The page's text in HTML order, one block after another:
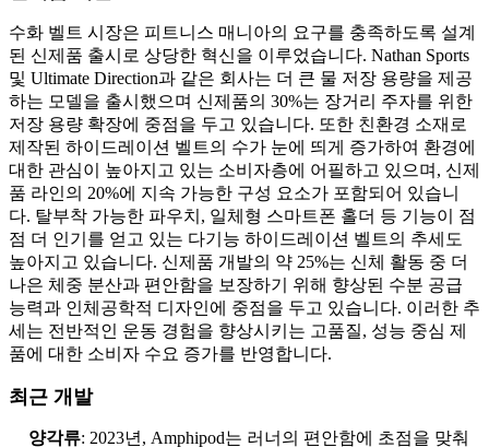
수화 벨트 시장은 피트니스 매니아의 요구를 충족하도록 설계
된 신제품 출시로 상당한 혁신을 이루었습니다. Nathan Sports
및 Ultimate Direction과 같은 회사는 더 큰 물 저장 용량을 제공
하는 모델을 출시했으며 신제품의 30%는 장거리 주자를 위한
저장 용량 확장에 중점을 두고 있습니다. 또한 친환경 소재로
제작된 하이드레이션 벨트의 수가 눈에 띄게 증가하여 환경에
대한 관심이 높아지고 있는 소비자층에 어필하고 있으며, 신제
품 라인의 20%에 지속 가능한 구성 요소가 포함되어 있습니
다. 탈부착 가능한 파우치, 일체형 스마트폰 홀더 등 기능이 점
점 더 인기를 얻고 있는 다기능 하이드레이션 벨트의 추세도
높아지고 있습니다. 신제품 개발의 약 25%는 신체 활동 중 더
나은 체중 분산과 편안함을 보장하기 위해 향상된 수분 공급
능력과 인체공학적 디자인에 중점을 두고 있습니다. 이러한 추
세는 전반적인 운동 경험을 향상시키는 고품질, 성능 중심 제
품에 대한 소비자 수요 증가를 반영합니다.
최근 개발
양각류: 2023년, Amphipod는 러너의 편안함에 초점을 맞춰